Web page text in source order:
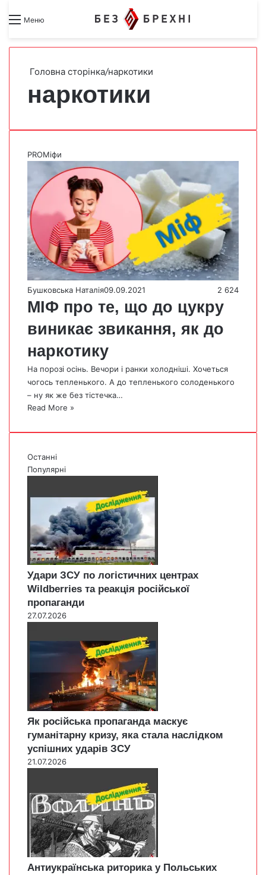
Меню Search forSwitch skin
Головна сторінка/наркотики
наркотики
PROМіфи
Бушковська Наталія09.09.2021 2 624
МІФ про те, що до цукру
виникає звикання, як до
наркотику
На порозі осінь. Вечори і ранки холодніші. Хочеться
чогось тепленького. А до тепленького солоденького
– ну як же без тістечка…
Read More »
Останні
Популярні
Удари ЗСУ по логістичних центрах
Wildberries та реакція російської
пропаганди
27.07.2026
Як російська пропаганда маскує
гуманітарну кризу, яка стала наслідком
успішних ударів ЗСУ
21.07.2026
Антиукраїнська риторика у Польських